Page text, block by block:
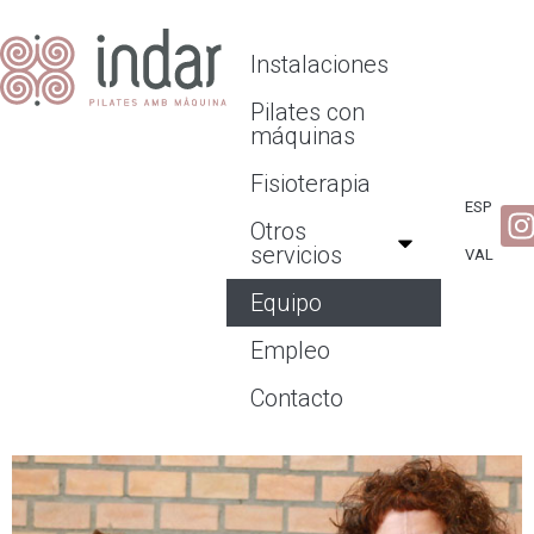
Instalaciones
Pilates con
máquinas
Fisioterapia
Otros
servicios
Equipo
Empleo
Contacto
ESP
VAL